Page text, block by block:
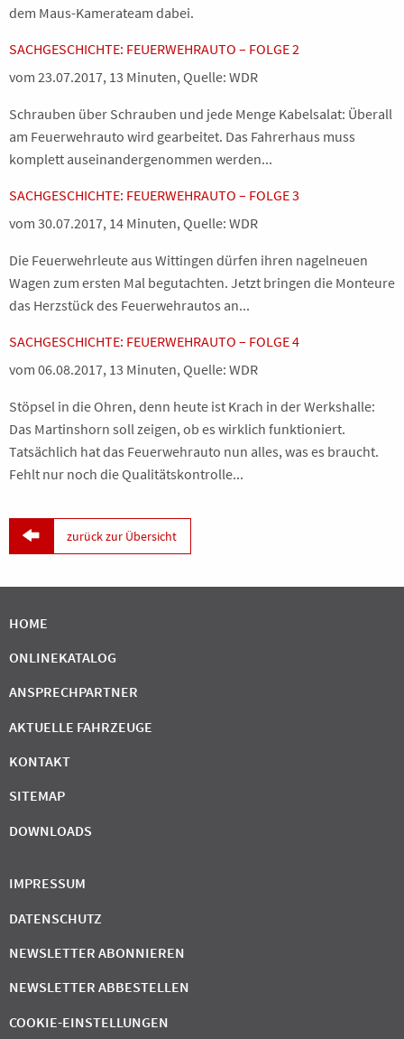
dem Maus-Kamerateam dabei.
SACHGESCHICHTE: FEUERWEHRAUTO – FOLGE 2
vom 23.07.2017, 13 Minuten, Quelle: WDR
Schrauben über Schrauben und jede Menge Kabelsalat: Überall
am Feuerwehrauto wird gearbeitet. Das Fahrerhaus muss
komplett auseinandergenommen werden...
SACHGESCHICHTE: FEUERWEHRAUTO – FOLGE 3
vom 30.07.2017, 14 Minuten, Quelle: WDR
Die Feuerwehrleute aus Wittingen dürfen ihren nagelneuen
Wagen zum ersten Mal begutachten. Jetzt bringen die Monteure
das Herzstück des Feuerwehrautos an...
SACHGESCHICHTE: FEUERWEHRAUTO – FOLGE 4
vom 06.08.2017, 13 Minuten, Quelle: WDR
Stöpsel in die Ohren, denn heute ist Krach in der Werkshalle:
Das Martinshorn soll zeigen, ob es wirklich funktioniert.
Tatsächlich hat das Feuerwehrauto nun alles, was es braucht.
Fehlt nur noch die Qualitätskontrolle...
 zurück zur Übersicht
HOME
ONLINEKATALOG
ANSPRECHPARTNER
AKTUELLE FAHRZEUGE
KONTAKT
SITEMAP
DOWNLOADS
IMPRESSUM
DATENSCHUTZ
NEWSLETTER ABONNIEREN
NEWSLETTER ABBESTELLEN
COOKIE-EINSTELLUNGEN